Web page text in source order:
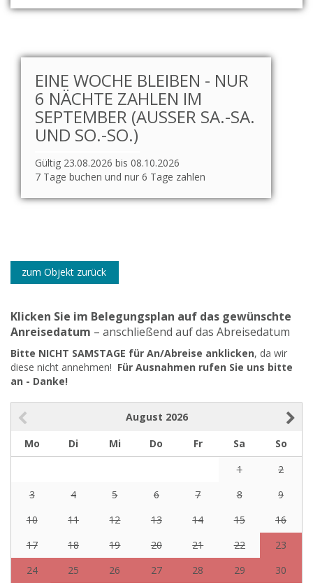
EINE WOCHE BLEIBEN - NUR
6 NÄCHTE ZAHLEN IM
SEPTEMBER (AUSSER SA.-SA. U
ND SO.-SO.)
Gültig 23.08.2026 bis 08.10.2026
7 Tage buchen und nur 6 Tage zahlen
zum Objekt zurück
Klicken Sie im Belegungsplan auf das gewünschte
Anreisedatum – anschließend auf das Abreisedatum
Bitte NICHT SAMSTAGE für An/Abreise anklicken, da wir
diese nicht annehmen! Für Ausnahmen rufen Sie uns bitte
an - Danke!
August 2026
Mo
Di Mi Do Fr Sa
So
1
2
3
4 5 6 7 8
9
10
11 12 13 14 15
16
17
18 19 20 21 22
23
24
25 26 27 28 29
30